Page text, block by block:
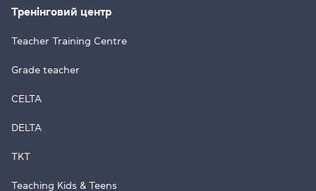
Тренінговий центр
Teacher Training Centre
Grade teacher
CELTA
DELTA
TKT
Teaching Kids & Teens